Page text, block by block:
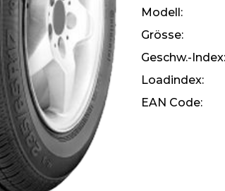
Modell
Grösse
Geschw.-Index
Loadindex
EAN Code